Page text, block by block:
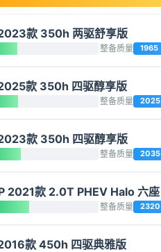
款 350h 两驱舒享版
整备质量 1965
款 350h 四驱醇享版
整备质量 2025
款 350h 四驱醇享版
整备质量 2035
2021款 2.0T PHEV Halo 六座
整备质量 2320
款 450h 四驱典雅版